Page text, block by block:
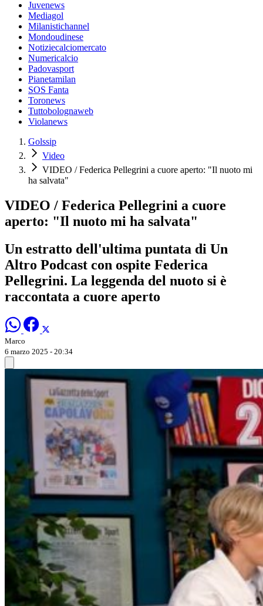
Juvenews
Mediagol
Milanistichannel
Mondoudinese
Notiziecalciomercato
Numericalcio
Padovasport
Pianetamilan
SOS Fanta
Toronews
Tuttobolognaweb
Violanews
Golssip
Video
VIDEO / Federica Pellegrini a cuore aperto: "Il nuoto mi
ha salvata"
VIDEO / Federica Pellegrini a cuore
aperto: "Il nuoto mi ha salvata"
Un estratto dell'ultima puntata di Un
Altro Podcast con ospite Federica
Pellegrini. La leggenda del nuoto si è
raccontata a cuore aperto
Marco
6 marzo 2025 - 20:34